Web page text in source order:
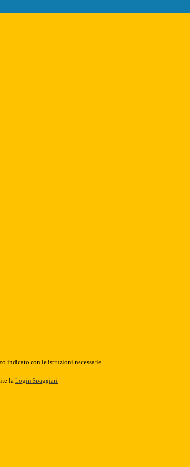
indicato con le istruzioni necessarie.
la Login Spaggiari